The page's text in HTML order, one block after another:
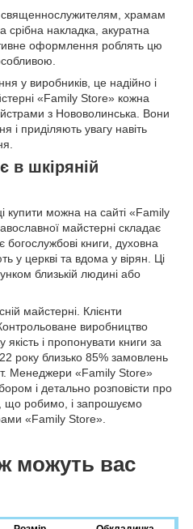
храмам
накладка, акуратна
оформлення роблять цю
у виробників, це надійно і
«Family Store» кожна
з Нововолинська. Вони
і приділяють увагу навіть
в шкіряній
купити можна на сайті «Family
майстерні складає
книги, духовна
у церкві та вдома у вірян. Ці
близькій людині або
майстерні. Клієнти
виробництво
і пропонувати книги за
року близько 85% замовлень
Менеджери «Family Store»
і детально розповісти про
що робимо, і запрошуємо
«Family Store».
можуть вас